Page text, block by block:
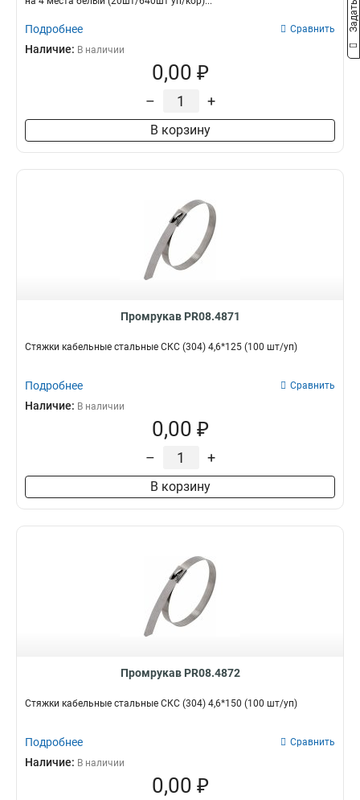
Подробнее Сравнить
Наличие: В наличии
0,00 ₽
– +
В корзину
Промрукав PR08.4871
Стяжки кабельные стальные СКС (304) 4,6*125 (100 шт/уп)
Подробнее Сравнить
Наличие: В наличии
0,00 ₽
– +
В корзину
Промрукав PR08.4872
Стяжки кабельные стальные СКС (304) 4,6*150 (100 шт/уп)
Подробнее Сравнить
Наличие: В наличии
0,00 ₽